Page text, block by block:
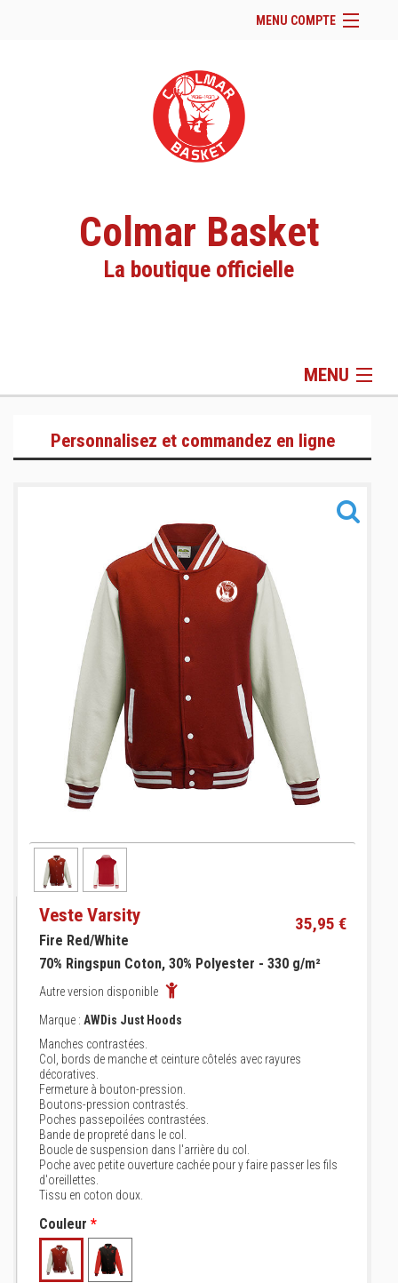
MENU COMPTE
Site Web du club
Se connecter
Panier ( vide
Colmar Basket
La boutique officielle
MENU
Training
Personnalisez et commandez en ligne
Veste Varsity 35,95 €
Fire Red/White
70% Ringspun Coton, 30% Polyester - 330 g/m²
Autre version disponible
Marque : AWDis Just Hoods
Manches contrastées.
Col, bords de manche et ceinture côtelés avec rayures
décoratives.
Fermeture à bouton-pression.
Boutons-pression contrastés.
Poches passepoilées contrastées.
Bande de propreté dans le col.
Boucle de suspension dans l'arrière du col.
Poche avec petite ouverture cachée pour y faire passer les fils
d'oreillettes.
Tissu en coton doux.
Couleur *